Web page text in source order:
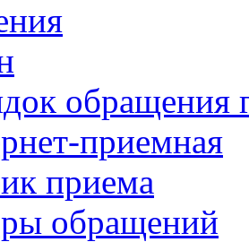
обращения
приемная
приема
обращений